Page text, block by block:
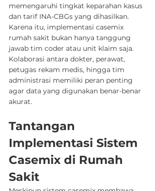
memengaruhi tingkat keparahan kasus
dan tarif INA-CBGs yang dihasilkan.
Karena itu, implementasi casemix
rumah sakit bukan hanya tanggung
jawab tim coder atau unit klaim saja.
Kolaborasi antara dokter, perawat,
petugas rekam medis, hingga tim
administrasi memiliki peran penting
agar data yang digunakan benar-benar
akurat.
Tantangan
Implementasi Sistem
Casemix di Rumah
Sakit